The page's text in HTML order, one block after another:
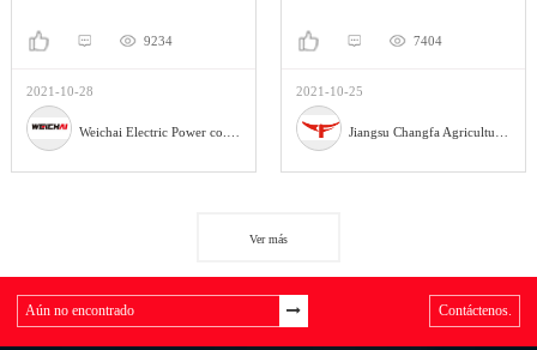
9234
2021-10-28
7404
2021-10-25
Ver más
Contáctenos.